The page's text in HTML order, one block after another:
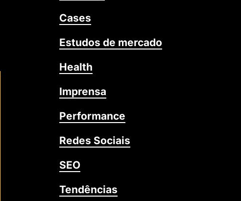
Cases
Estudos de mercado
Health
Imprensa
Performance
Redes Sociais
SEO
Tendências